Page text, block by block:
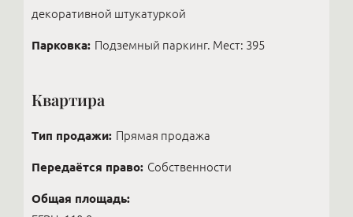
декоративной штукатуркой
Парковка: Подземный паркинг. Мест: 395
Квартира
Тип продажи: Прямая продажа
Передаётся право: Собственности
Общая площадь: